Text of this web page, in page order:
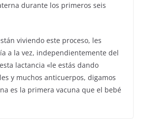
durante los primeros seis
viviendo este proceso, les
a la vez, independientemente del
lactancia «le estás dando
y muchos anticuerpos, digamos
es la primera vacuna que el bebé